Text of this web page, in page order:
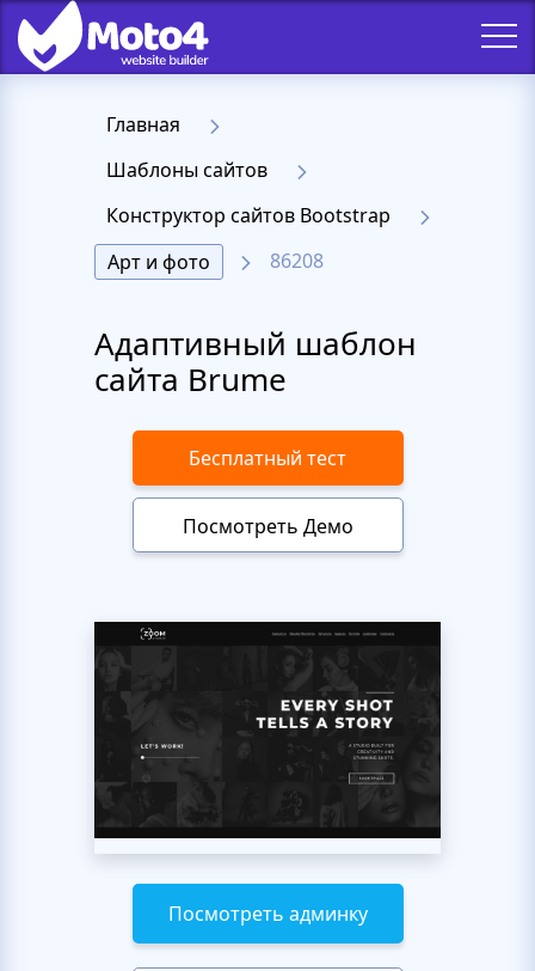
Главная
Шаблоны сайтов
Конструктор сайтов Bootstrap
Арт и фото
86208
Адаптивный шаблон
сайта Brume
Бесплатный тест
Посмотреть Демо
Посмотреть админку